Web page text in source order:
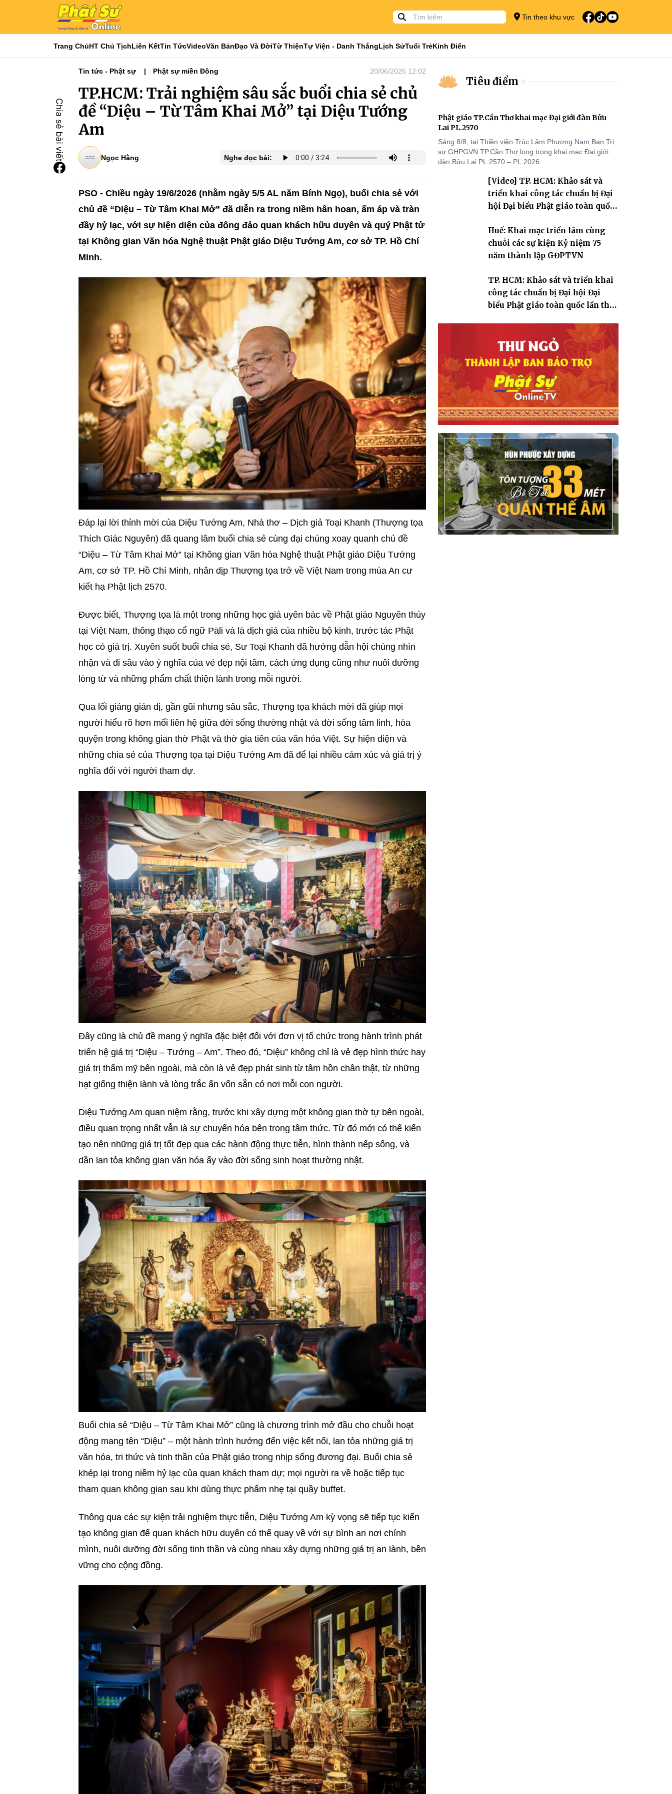
Tin theo khu vực
Trang ChủHT Chủ TịchLiên KếtTin TứcVideoVăn BảnĐạo Và ĐờiTừ ThiệnTự Viện - Danh ThắngLịch SửTuổi TrẻKinh Điển
Tin tức - Phật sự Phật sự miền Đông 20/06/2026 12:02
TP.HCM: Trải nghiệm sâu sắc buổi chia sẻ chủ
đề “Diệu – Từ Tâm Khai Mở” tại Diệu Tướng
Am
Ngọc Hằng Nghe đọc bài:
PSO - Chiều ngày 19/6/2026 (nhằm ngày 5/5 AL năm Bính Ngọ), buổi chia sẻ với
chủ đề “Diệu – Từ Tâm Khai Mở” đã diễn ra trong niềm hân hoan, ấm áp và tràn
đầy hỷ lạc, với sự hiện diện của đông đảo quan khách hữu duyên và quý Phật tử
tại Không gian Văn hóa Nghệ thuật Phật giáo Diệu Tướng Am, cơ sở TP. Hồ Chí
Minh.
Đáp lại lời thỉnh mời của Diệu Tướng Am, Nhà thơ – Dịch giả Toại Khanh (Thượng tọa
Thích Giác Nguyên) đã quang lâm buổi chia sẻ cùng đại chúng xoay quanh chủ đề
“Diệu – Từ Tâm Khai Mở” tại Không gian Văn hóa Nghệ thuật Phật giáo Diệu Tướng
Am, cơ sở TP. Hồ Chí Minh, nhân dịp Thượng tọa trở về Việt Nam trong mùa An cư
kiết hạ Phật lịch 2570.
Được biết, Thượng tọa là một trong những học giả uyên bác về Phật giáo Nguyên thủy
tại Việt Nam, thông thạo cổ ngữ Pāli và là dịch giả của nhiều bộ kinh, trước tác Phật
học có giá trị. Xuyên suốt buổi chia sẻ, Sư Toại Khanh đã hướng dẫn hội chúng nhìn
nhận và đi sâu vào ý nghĩa của vẻ đẹp nội tâm, cách ứng dụng cũng như nuôi dưỡng
lòng từ và những phẩm chất thiện lành trong mỗi người.
Qua lối giảng giản dị, gần gũi nhưng sâu sắc, Thượng tọa khách mời đã giúp mọi
người hiểu rõ hơn mối liên hệ giữa đời sống thường nhật và đời sống tâm linh, hòa
quyện trong không gian thờ Phật và thờ gia tiên của văn hóa Việt. Sự hiện diện và
những chia sẻ của Thượng tọa tại Diệu Tướng Am đã để lại nhiều cảm xúc và giá trị ý
nghĩa đối với người tham dự.
Đây cũng là chủ đề mang ý nghĩa đặc biệt đối với đơn vị tổ chức trong hành trình phát
triển hệ giá trị “Diệu – Tướng – Am”. Theo đó, “Diệu” không chỉ là vẻ đẹp hình thức hay
giá trị thẩm mỹ bên ngoài, mà còn là vẻ đẹp phát sinh từ tâm hồn chân thật, từ những
hạt giống thiện lành và lòng trắc ẩn vốn sẵn có nơi mỗi con người.
Diệu Tướng Am quan niệm rằng, trước khi xây dựng một không gian thờ tự bên ngoài,
điều quan trọng nhất vẫn là sự chuyển hóa bên trong tâm thức. Từ đó mới có thể kiến
tạo nên những giá trị tốt đẹp qua các hành động thực tiễn, hình thành nếp sống, và
dần lan tỏa không gian văn hóa ấy vào đời sống sinh hoạt thường nhật.
Buổi chia sẻ “Diệu – Từ Tâm Khai Mở” cũng là chương trình mở đầu cho chuỗi hoạt
động mang tên “Diệu” – một hành trình hướng đến việc kết nối, lan tỏa những giá trị
văn hóa, tri thức và tinh thần của Phật giáo trong nhịp sống đương đại. Buổi chia sẻ
khép lại trong niềm hỷ lạc của quan khách tham dự; mọi người ra về hoặc tiếp tục
tham quan không gian sau khi dùng thực phẩm nhẹ tại quầy buffet.
Thông qua các sự kiện trải nghiệm thực tiễn, Diệu Tướng Am kỳ vọng sẽ tiếp tục kiến
tạo không gian để quan khách hữu duyên có thể quay về với sự bình an nơi chính
mình, nuôi dưỡng đời sống tinh thần và cùng nhau xây dựng những giá trị an lành, bền
vững cho cộng đồng.
Tiêu điểm
Phật giáo TP.Cần Thơ khai mạc Đại giới đàn Bửu
Lai PL.2570
Sáng 8/8, tại Thiền viện Trúc Lâm Phương Nam Ban Trị
sự GHPGVN TP.Cần Thơ long trọng khai mạc Đại giới
đàn Bửu Lai PL.2570 – PL.2026.
[Video] TP. HCM: Khảo sát và
triển khai công tác chuẩn bị Đại
hội Đại biểu Phật giáo toàn quốc
Huế: Khai mạc triển lãm cùng
chuỗi các sự kiện Kỷ niệm 75
năm thành lập GĐPTVN
TP. HCM: Khảo sát và triển khai
công tác chuẩn bị Đại hội Đại
biểu Phật giáo toàn quốc lần thứ